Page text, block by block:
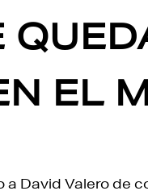
EL
David Valero de